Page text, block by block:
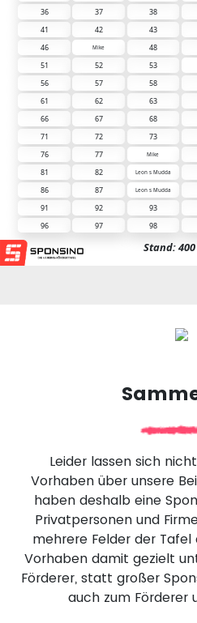
36
37 38
41
42 43
46
Mike 48
51 52 53
56
57 58
61
62 63
66
67 68
71
72 73
76
77 Mike
81
82 Leon s Mudda
86 87 Leon s Mudda
91
92 93
96
97 98
Stand:
Leider lassen sich
Vorhaben über unsere
haben deshalb eine
Privatpersonen und
mehrere Felder der
Vorhaben damit gezielt
Förderer, statt großer
auch zum Förderer